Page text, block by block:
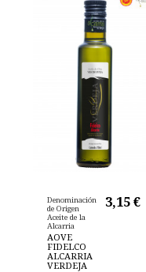
Denominación
de Origen
Aceite de la
Alcarria
AOVE
FIDELCO
ALCARRIA
VERDEJA
3,15 €